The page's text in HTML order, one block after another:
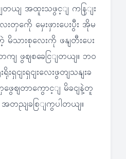
ျတယျ အထူးသဖွင့ျ ကနြျး
းတှကေို မှေးဖှားပေးပွီး အိုမ
မိသားစုလေးကို ဖနျတီးပေး
ကျ ဖွဈစခေငြျတယျ။ ဘဝ
ရှငျးရှငျးလေးဖွတျသနျးခ
ဖွေဈတာကွောင့ျ မိခငျနဲ့တူ
တညျခစြျကွပါတယျ။